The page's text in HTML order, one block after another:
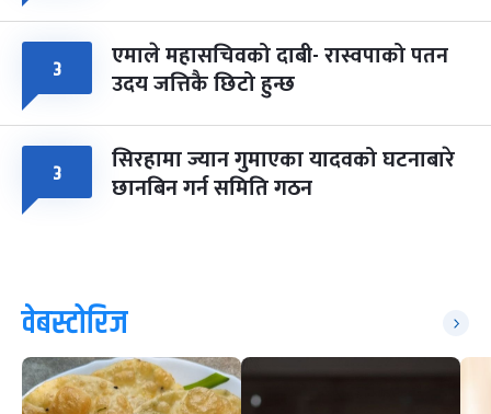
३ एमाले महासचिवको दाबी- रास्वपाको पतन
उदय जत्तिकै छिटो हुन्छ
३ सिरहामा ज्यान गुमाएका यादवको घटनाबारे
छानबिन गर्न समिति गठन
वेबस्टोरिज